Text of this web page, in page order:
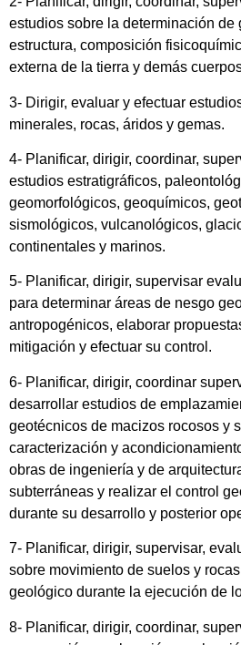
estudios sobre la determinación de
estructura, composición
externa de la tierra y demás
3- Dirigir, evaluar y efectuar
minerales, rocas, áridos y gemas.
4- Planificar, dirigir, coordinar,
estudios estratigráficos,
geomorfológicos, geoquímicos,
sismológicos, vulcanológicos,
continentales y marinos.
5- Planificar, dirigir, supervisar
para determinar áreas de nesgo
antropogénicos, elaborar
mitigación y efectuar su control.
6- Planificar, dirigir, coordinar
desarrollar estudios de
geotécnicos de macizos rocosos y
caracterización y
obras de ingeniería y de
subterráneas y realizar el control
durante su desarrollo y posterior
7- Planificar, dirigir, supervisar,
sobre movimiento de suelos y
geológico durante la ejecución de
8- Planificar, dirigir, coordinar,